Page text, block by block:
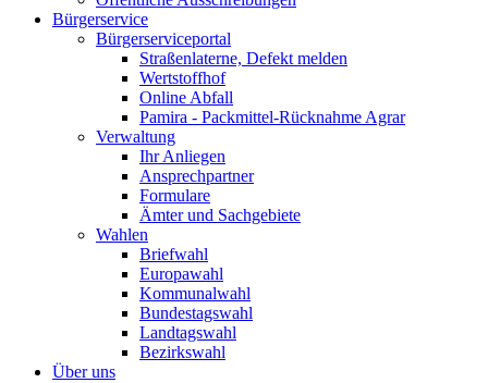
Bürgerservice
Bürgerserviceportal
Straßenlaterne, Defekt melden
Wertstoffhof
Online Abfall
Pamira - Packmittel-Rücknahme Agrar
Verwaltung
Ihr Anliegen
Ansprechpartner
Formulare
Ämter und Sachgebiete
Wahlen
Briefwahl
Europawahl
Kommunalwahl
Bundestagswahl
Landtagswahl
Bezirkswahl
Über uns